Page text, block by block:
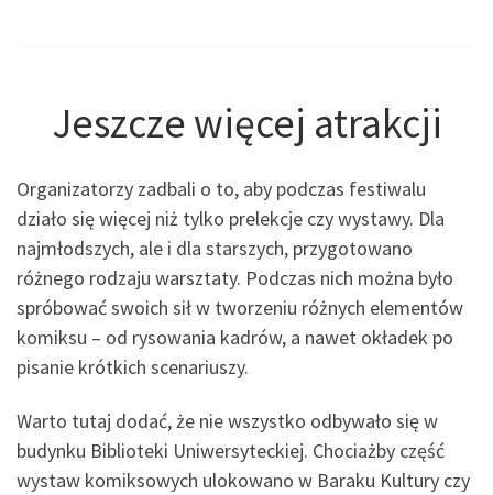
Jeszcze więcej atrakcji
Organizatorzy zadbali o to, aby podczas festiwalu
działo się więcej niż tylko prelekcje czy wystawy. Dla
najmłodszych, ale i dla starszych, przygotowano
różnego rodzaju warsztaty. Podczas nich można było
spróbować swoich sił w tworzeniu różnych elementów
komiksu – od rysowania kadrów, a nawet okładek po
pisanie krótkich scenariuszy.
Warto tutaj dodać, że nie wszystko odbywało się w
budynku Biblioteki Uniwersyteckiej. Chociażby część
wystaw komiksowych ulokowano w Baraku Kultury czy